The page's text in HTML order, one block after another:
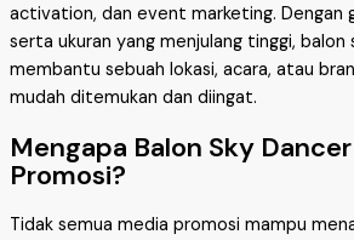
activation, dan event marketing. Dengan
serta ukuran yang menjulang tinggi, balon
membantu sebuah lokasi, acara, atau
mudah ditemukan dan diingat.
Mengapa Balon Sky
Promosi?
Tidak semua media promosi mampu